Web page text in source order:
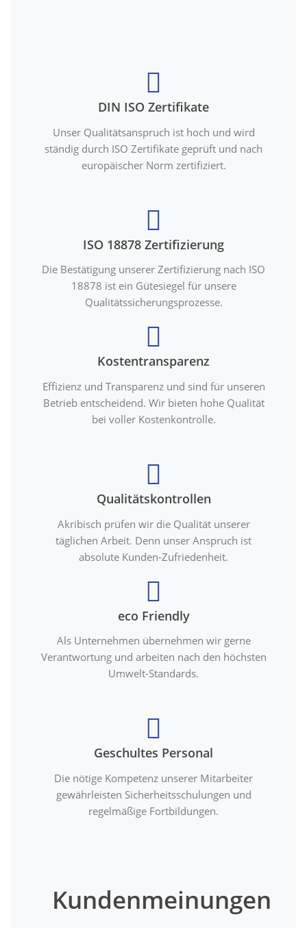
DIN ISO Zertifikate
Unser Qualitätsanspruch ist hoch und wird
ständig durch ISO Zertifikate geprüft und nach
europäischer Norm zertifiziert.
ISO 18878 Zertifizierung
Die Bestätigung unserer Zertifizierung nach ISO
18878 ist ein Gütesiegel für unsere
Qualitätssicherungsprozesse.
Kostentransparenz
Effizienz und Transparenz und sind für unseren
Betrieb entscheidend. Wir bieten hohe Qualität
bei voller Kostenkontrolle.
Qualitätskontrollen
Akribisch prüfen wir die Qualität unserer
täglichen Arbeit. Denn unser Anspruch ist
absolute Kunden-Zufriedenheit.
eco Friendly
Als Unternehmen übernehmen wir gerne
Verantwortung und arbeiten nach den höchsten
Umwelt-Standards.
Geschultes Personal
Die nötige Kompetenz unserer Mitarbeiter
gewährleisten Sicherheitsschulungen und
regelmäßige Fortbildungen.
Kundenmeinungen